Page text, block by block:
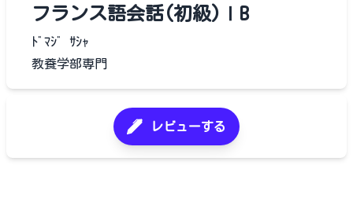
フランス語会話(初級)ⅠB
ﾄﾞﾏｼﾞ ｻｼｬ
教養学部専門
レビューする